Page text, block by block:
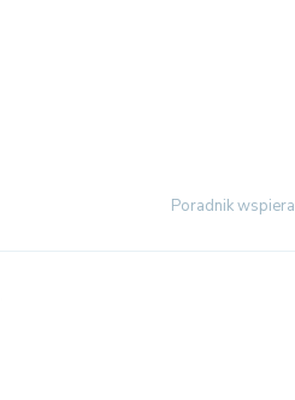
Poradnik wspiera